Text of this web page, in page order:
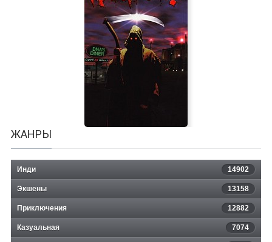
The Dream of Yourself
ЖАНРЫ
Инди 14902
Экшены 13158
Приключения 12882
Казуальная 7074